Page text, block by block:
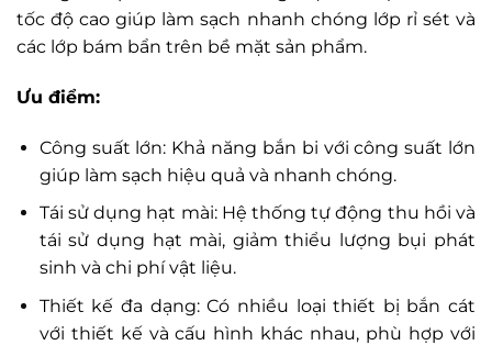
tốc độ cao giúp làm sạch nhanh chóng lớp rỉ sét và
các lớp bám bẩn trên bề mặt sản phẩm.
Ưu điểm:
Công suất lớn: Khả năng bắn bi với công suất lớn
giúp làm sạch hiệu quả và nhanh chóng.
Tái sử dụng hạt mài: Hệ thống tự động thu hồi và
tái sử dụng hạt mài, giảm thiểu lượng bụi phát
sinh và chi phí vật liệu.
Thiết kế đa dạng: Có nhiều loại thiết bị bắn cát
với thiết kế và cấu hình khác nhau, phù hợp với